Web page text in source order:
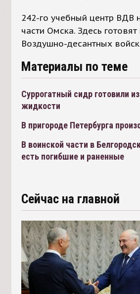
242-го учебный центр ВДВ
части Омска. Здесь
Воздушно-десантных
Материалы по теме
Суррогатный сидр готовили
жидкости
В пригороде Петербурга
В воинской части в
есть погибшие и раненные
Сейчас на главной